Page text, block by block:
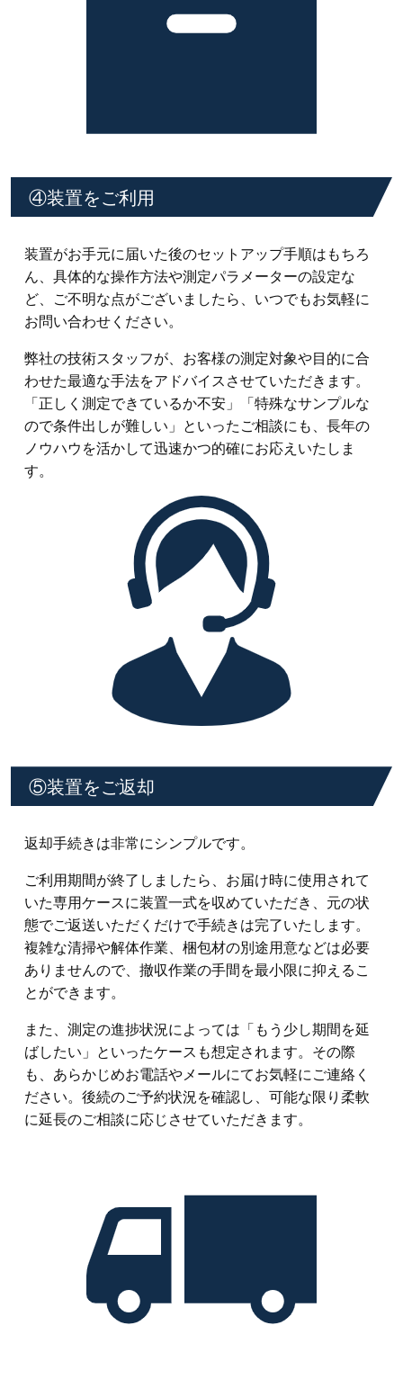
④装置をご利用
装置がお手元に届いた後のセットアップ手順はもちろ
ん、具体的な操作方法や測定パラメーターの設定な
ど、ご不明な点がございましたら、いつでもお気軽に
お問い合わせください。
弊社の技術スタッフが、お客様の測定対象や目的に合
わせた最適な手法をアドバイスさせていただきます。
「正しく測定できているか不安」「特殊なサンプルな
ので条件出しが難しい」といったご相談にも、長年の
ノウハウを活かして迅速かつ的確にお応えいたしま
す。
⑤装置をご返却
返却手続きは非常にシンプルです。
ご利用期間が終了しましたら、お届け時に使用されて
いた専用ケースに装置一式を収めていただき、元の状
態でご返送いただくだけで手続きは完了いたします。
複雑な清掃や解体作業、梱包材の別途用意などは必要
ありませんので、撤収作業の手間を最小限に抑えるこ
とができます。
また、測定の進捗状況によっては「もう少し期間を延
ばしたい」といったケースも想定されます。その際
も、あらかじめお電話やメールにてお気軽にご連絡く
ださい。後続のご予約状況を確認し、可能な限り柔軟
に延長のご相談に応じさせていただきます。